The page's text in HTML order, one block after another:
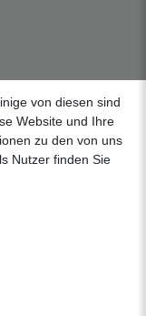
von diesen sind
Website und Ihre
zu den von uns
Nutzer finden Sie